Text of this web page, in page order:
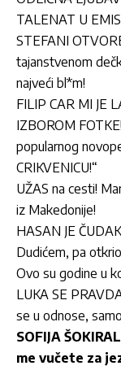
TALENAT U
STEFANI
tajanstvenom
najveći bl*m!
FILIP CAR MI JE
IZBOROM
popularnog
CRIKVENICU!“
UŽAS na cesti!
iz Makedonije!
HASAN JE
Dudićem, pa
Ovo su godine u
LUKA SE
se u odnose,
SOFIJA
me vučete za